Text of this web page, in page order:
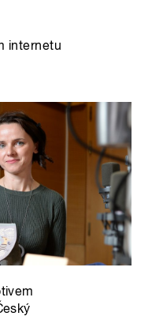
internetu